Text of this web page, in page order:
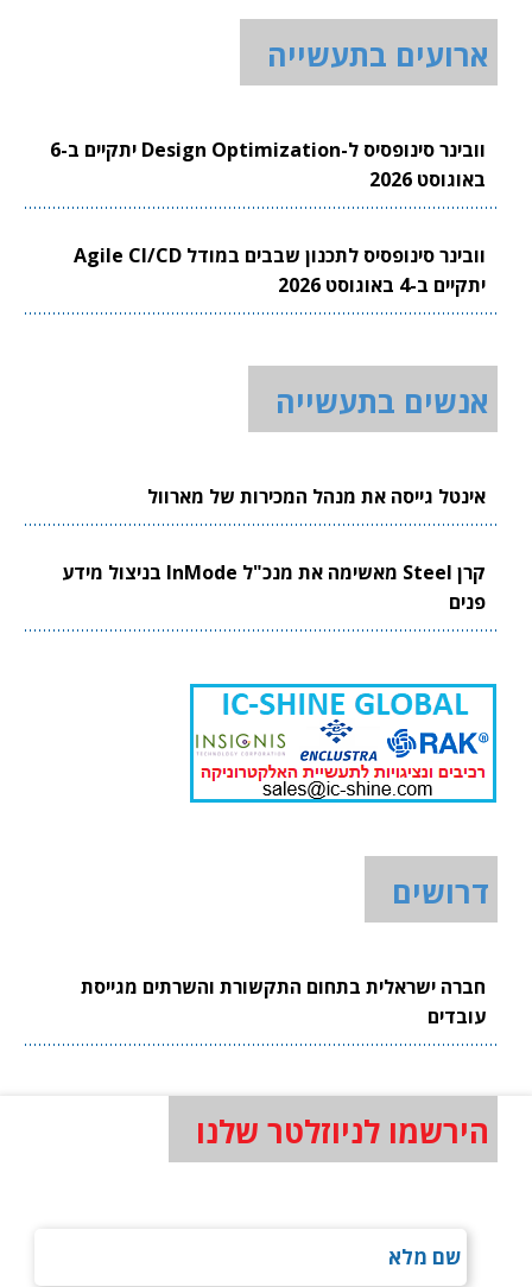
ארועים בתעשייה
וובינר סינופסיס ל-Design Optimization יתקיים ב-6
באוגוסט 2026
וובינר סינופסיס לתכנון שבבים במודל Agile CI/CD
יתקיים ב-4 באוגוסט 2026
אנשים בתעשייה
אינטל גייסה את מנהל המכירות של מארוול
קרן Steel מאשימה את מנכ"ל InMode בניצול מידע
פנים
דרושים
חברה ישראלית בתחום התקשורת והשרתים מגייסת
עובדים
הירשמו לניוזלטר שלנו